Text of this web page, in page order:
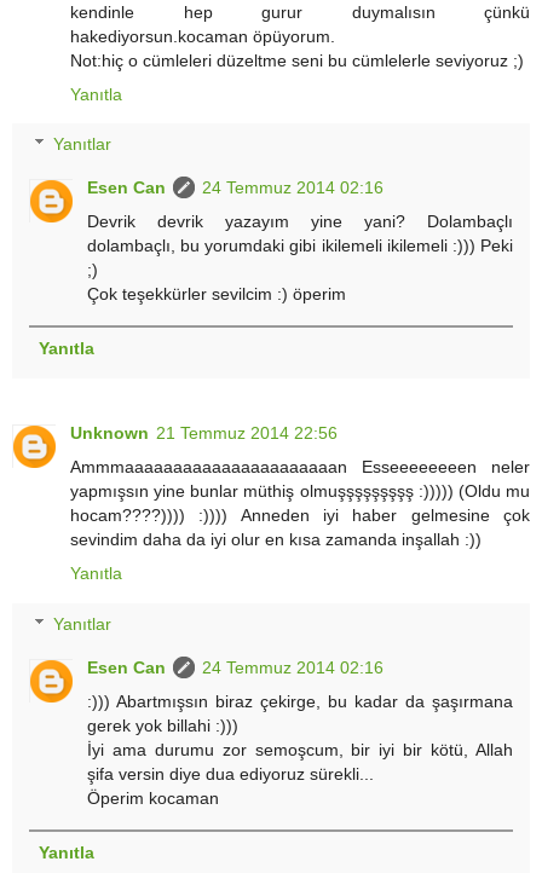
kendinle hep gurur duymalısın çünkü
hakediyorsun.kocaman öpüyorum.
Not:hiç o cümleleri düzeltme seni bu cümlelerle seviyoruz ;)
Yanıtla
Yanıtlar
Esen Can
24 Temmuz 2014 02:16
Devrik devrik yazayım yine yani? Dolambaçlı
dolambaçlı, bu yorumdaki gibi ikilemeli ikilemeli :))) Peki
;)
Çok teşekkürler sevilcim :) öperim
Yanıtla
Unknown 21 Temmuz 2014 22:56
Ammmaaaaaaaaaaaaaaaaaaaaaan Esseeeeeeeen neler
yapmışsın yine bunlar müthiş olmuşşşşşşşşş :))))) (Oldu mu
hocam????)))) :)))) Anneden iyi haber gelmesine çok
sevindim daha da iyi olur en kısa zamanda inşallah :))
Yanıtla
Yanıtlar
Esen Can
24 Temmuz 2014 02:16
:))) Abartmışsın biraz çekirge, bu kadar da şaşırmana
gerek yok billahi :)))
İyi ama durumu zor semoşcum, bir iyi bir kötü, Allah
şifa versin diye dua ediyoruz sürekli...
Öperim kocaman
Yanıtla